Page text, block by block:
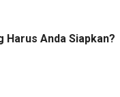
Harus Anda Siapkan?